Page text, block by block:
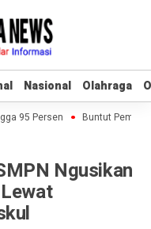
Nasional Olahraga
Nasional Olahraga
95 Persen Buntut
Ngusikan